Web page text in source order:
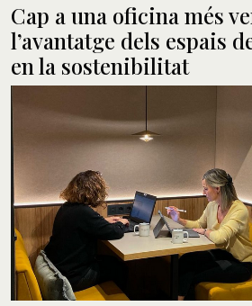
Cap a una oficina més
l’avantatge dels espais
en la sostenibilitat